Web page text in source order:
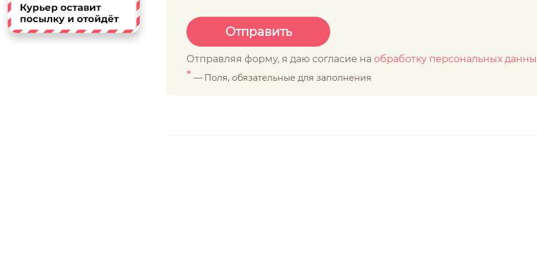
Отправляя форму, я даю согласие наобработку персональных
* — Поля, обязательные для заполнения